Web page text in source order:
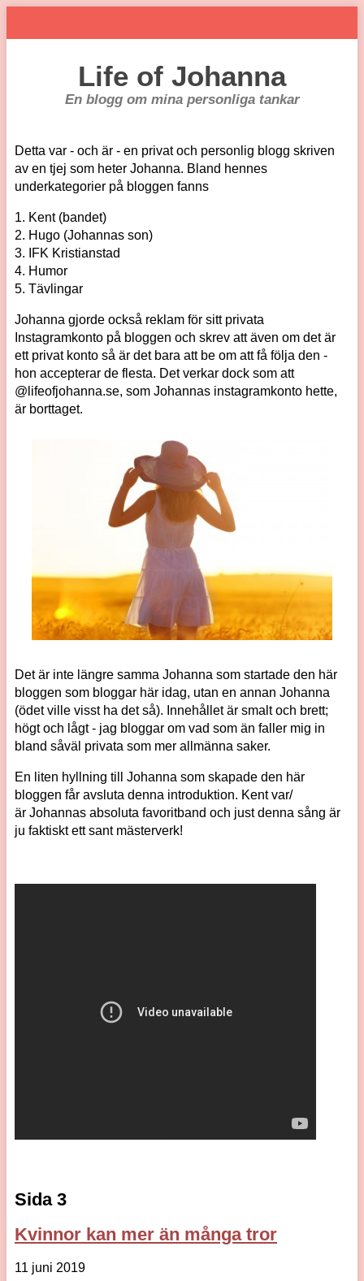
Life of Johanna
En blogg om mina personliga tankar
Detta var - och är - en privat och personlig blogg skriven
av en tjej som heter Johanna. Bland hennes
underkategorier på bloggen fanns
1. Kent (bandet)
2. Hugo (Johannas son)
3. IFK Kristianstad
4. Humor
5. Tävlingar
Johanna gjorde också reklam för sitt privata
Instagramkonto på bloggen och skrev att även om det är
ett privat konto så är det bara att be om att få följa den -
hon accepterar de flesta. Det verkar dock som att
@lifeofjohanna.se, som Johannas instagramkonto hette,
är borttaget.
Det är inte längre samma Johanna som startade den här
bloggen som bloggar här idag, utan en annan Johanna
(ödet ville visst ha det så). Innehållet är smalt och brett;
högt och lågt - jag bloggar om vad som än faller mig in
bland såväl privata som mer allmänna saker.
En liten hyllning till Johanna som skapade den här
bloggen får avsluta denna introduktion. Kent var/
är Johannas absoluta favoritband och just denna sång är
ju faktiskt ett sant mästerverk!
Sida 3
Kvinnor kan mer än många tror
11 juni 2019